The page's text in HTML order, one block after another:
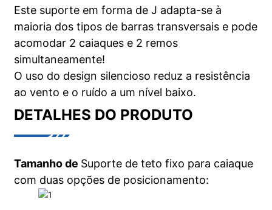
Este suporte em forma de J adapta-se à
maioria dos tipos de barras transversais e pode
acomodar 2 caiaques e 2 remos
simultaneamente!
O uso do design silencioso reduz a resistência
ao vento e o ruído a um nível baixo.
DETALHES DO PRODUTO
Tamanho de Suporte de teto fixo para caiaque
com duas opções de posicionamento: